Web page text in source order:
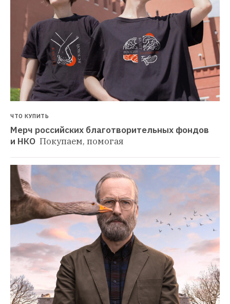
ЧТО КУПИТЬ
Мерч российских благотворительных фондов
и НКО Покупаем, помогая